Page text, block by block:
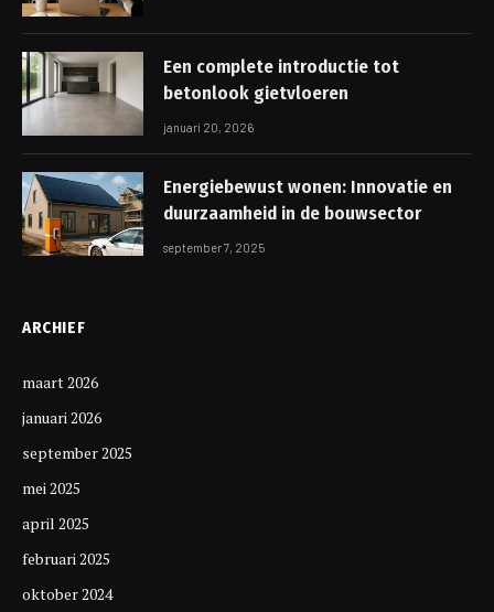
Een complete introductie tot
betonlook gietvloeren
januari 20, 2026
Energiebewust wonen: Innovatie en
duurzaamheid in de bouwsector
september 7, 2025
ARCHIEF
maart 2026
januari 2026
september 2025
mei 2025
april 2025
februari 2025
oktober 2024